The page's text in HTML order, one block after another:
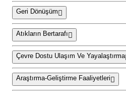
Geri Dönüşüm
Atıkların Bertarafı
Çevre Dostu Ulaşım Ve Yayalaştırma
Araştırma-Geliştirme Faaliyetleri